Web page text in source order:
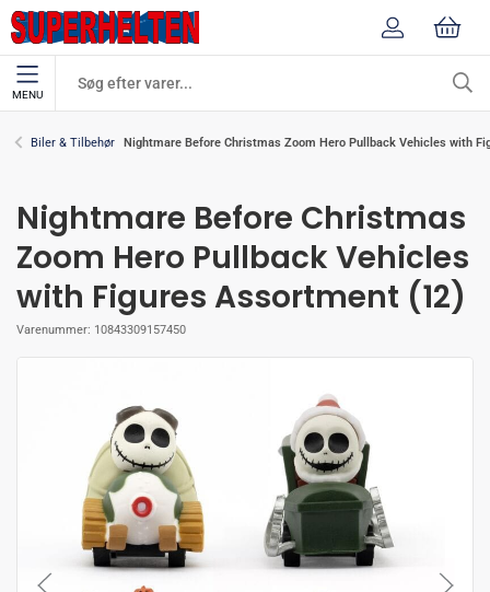
MENU
Biler & Tilbehør Nightmare Before Christmas Zoom Hero Pullback Vehicles with
Nightmare Before Christmas
Zoom Hero Pullback Vehicles
with Figures Assortment (12)
Varenummer: 10843309157450